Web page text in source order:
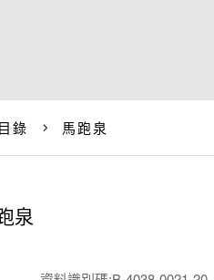
錄 馬跑泉
泉